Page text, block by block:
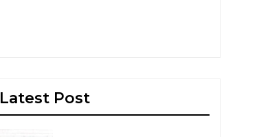
Latest Post